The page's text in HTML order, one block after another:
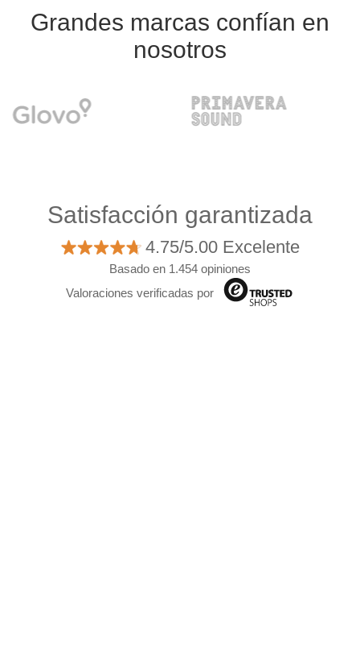
Grandes marcas confían en
nosotros
Satisfacción garantizada
4.75/5.00 Excelente
Basado en 1.454 opiniones
Valoraciones verificadas por